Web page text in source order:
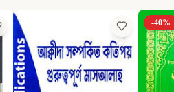
-40%